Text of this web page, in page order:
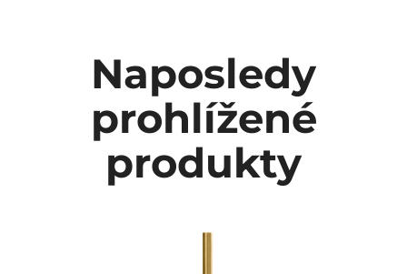
Naposledy
prohlížené
produkty